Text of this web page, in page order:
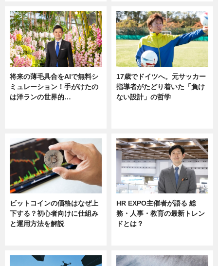
将来の薄毛具合をAIで無料シ
ミュレーション！手がけたの
は洋ランの世界的…
17歳でドイツへ。元サッカー
指導者がたどり着いた「負け
ない設計」の哲学
ビットコインの価格はなぜ上
下する？初心者向けに仕組み
と運用方法を解説
HR EXPO主催者が語る 総
務・人事・教育の最新トレン
ドとは？